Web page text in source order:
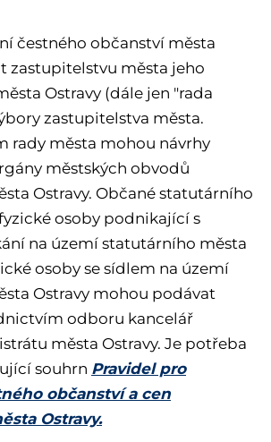
čestného občanství města
zastupitelstvu města jeho
Ostravy (dále jen "rada
zastupitelstva města.
rady města mohou návrhy
městských obvodů
Ostravy. Občané statutárního
osoby podnikající s
na území statutárního města
osoby se sídlem na území
Ostravy mohou podávat
odboru kancelář
města Ostravy. Je potřeba
souhrn Pravidel pro
občanství a cen
Ostravy.